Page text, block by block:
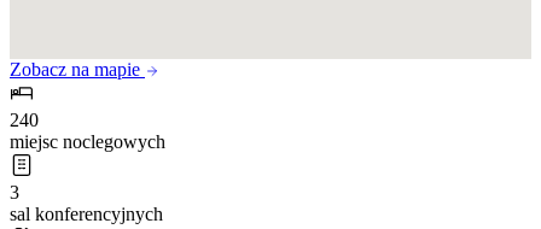
Zobacz na mapie
240
miejsc noclegowych
3
sal konferencyjnych